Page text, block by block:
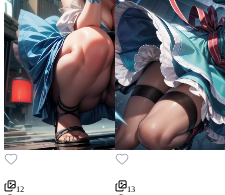
12 13